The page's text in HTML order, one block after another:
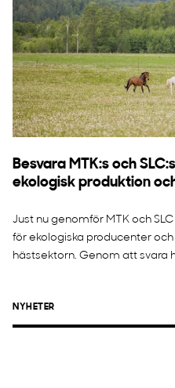
Besvara MTK:s och
ekologisk produktion
Just nu genomför MTK och
för ekologiska producenter
hästsektorn. Genom att svara
NYHETER